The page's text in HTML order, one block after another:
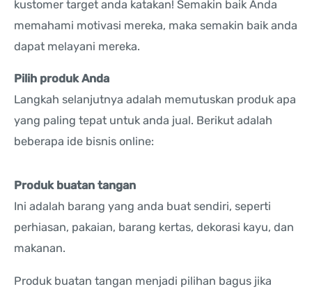
kustomer target anda katakan! Semakin baik Anda
memahami motivasi mereka, maka semakin baik anda
dapat melayani mereka.
Pilih produk Anda
Langkah selanjutnya adalah memutuskan produk apa
yang paling tepat untuk anda jual. Berikut adalah
beberapa ide bisnis online:
Produk buatan tangan
Ini adalah barang yang anda buat sendiri, seperti
perhiasan, pakaian, barang kertas, dekorasi kayu, dan
makanan.
Produk buatan tangan menjadi pilihan bagus jika